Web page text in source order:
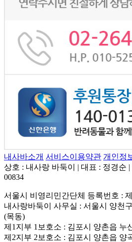
내사바소개 서비스이용약관 개인정
상호 : 내사랑 바둑이 | 대표 : 정경순 |
00834
서울시 비영리민간단체 등록번호 : 제
내사랑바둑이 사무실 : 서울시 양천
(목동)
제1지부 1보호소 : 김포시 양촌읍 누
제2지부 2보호소 : 김포시 양촌읍 양